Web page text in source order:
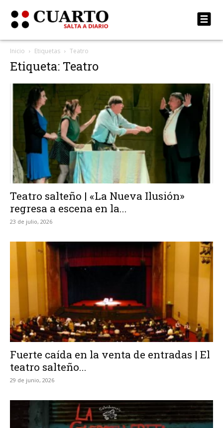
Inicio Etiquetas Teatro
Etiqueta: Teatro
Teatro salteño | «La Nueva Ilusión»
regresa a escena en la...
23 de julio, 2026
Fuerte caída en la venta de entradas | El
teatro salteño...
29 de junio, 2026